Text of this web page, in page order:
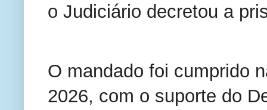
o Judiciário decretou a
O mandado foi cumprido
2026, com o suporte do